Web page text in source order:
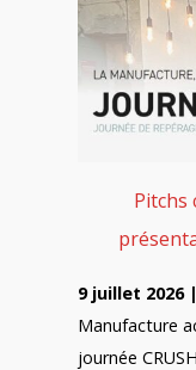
Pitchs
9 juillet
Manufacture
journée